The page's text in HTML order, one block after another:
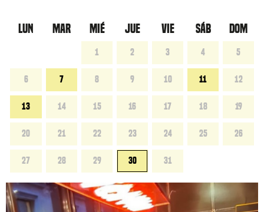
LUN MAR MIÉ JUE VIE SÁB DOM
1 2 3 4 5
6 7 8 9 10 11 12
13 14 15 16 17 18 19
20 21 22 23 24 25 26
27 28 29 30 31